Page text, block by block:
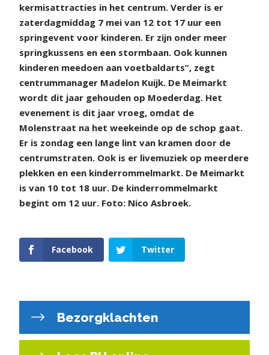
kermisattracties in het centrum. Verder is er
zaterdagmiddag 7 mei van 12 tot 17 uur een
springevent voor kinderen. Er zijn onder meer
springkussens en een stormbaan. Ook kunnen
kinderen meedoen aan voetbaldarts”, zegt
centrummanager Madelon Kuijk. De Meimarkt
wordt dit jaar gehouden op Moederdag. Het
evenement is dit jaar vroeg, omdat de
Molenstraat na het weekeinde op de schop gaat.
Er is zondag een lange lint van kramen door de
centrumstraten. Ook is er livemuziek op meerdere
plekken en een kinderrommelmarkt. De Meimarkt
is van 10 tot 18 uur. De kinderrommelmarkt
begint om 12 uur. Foto: Nico Asbroek.
Facebook Twitter
Bezorgklachten